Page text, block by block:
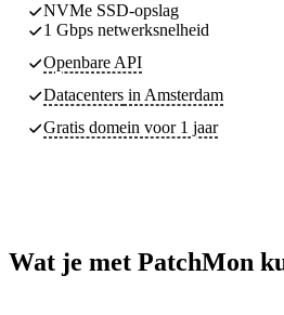
NVMe SSD-opslag
1 Gbps netwerksnelheid
Openbare API
Datacenters in Amsterdam
Gratis domein voor 1 jaar
Wat je met PatchMon